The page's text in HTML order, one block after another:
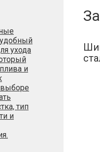
ухода
и
тип
и